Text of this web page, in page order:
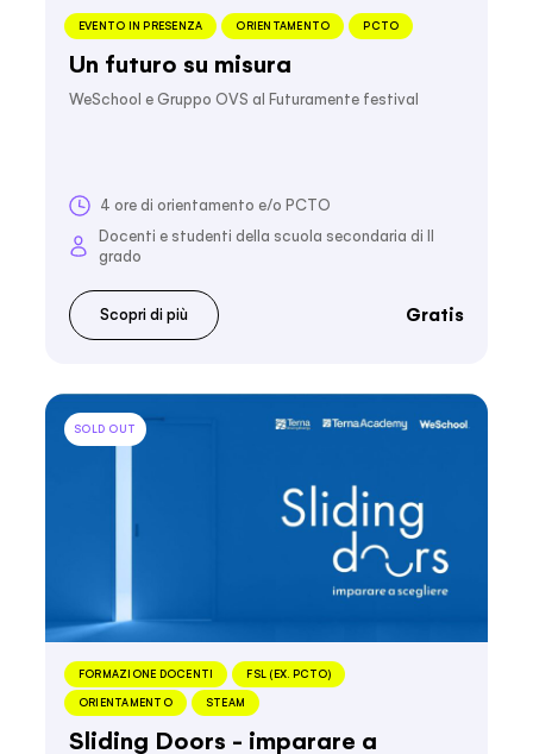
EVENTO IN PRESENZA ORIENTAMENTO PCTO
Un futuro su misura
WeSchool e Gruppo OVS al Futuramente festival
4 ore di orientamento e/o PCTO
Docenti e studenti della scuola secondaria di II
grado
Scopri di più Gratis
SOLD OUT
FORMAZIONE DOCENTI FSL (EX. PCTO)
ORIENTAMENTO STEAM
Sliding Doors - imparare a